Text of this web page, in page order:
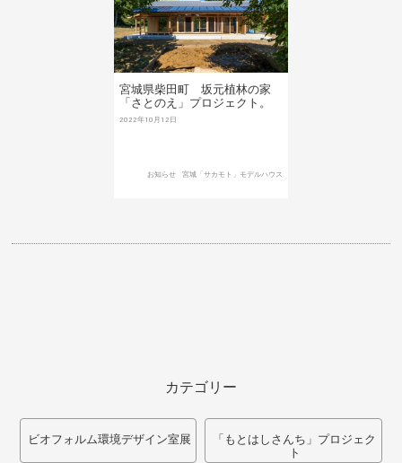
宮城県柴田町 坂元植林の家
「さとのえ」プロジェクト。
2022年10月12日
お知らせ 宮城「サカモト」モデルハウス
カテゴリー
ビオフォルム環境デザイン室展
「もとはしさんち」プロジェク
ト